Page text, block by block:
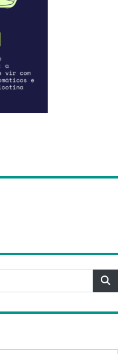
Threads
no WhatsApp
no LinkedIn